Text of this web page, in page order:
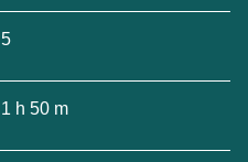
5
1 h 50 m